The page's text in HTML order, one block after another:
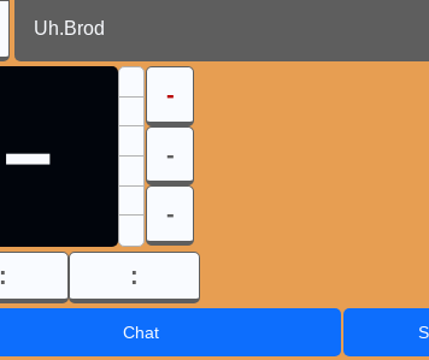
Uh.Brod
- -
-
-
: :
Chat